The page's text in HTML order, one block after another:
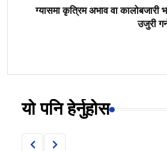
ग्यासमा कृत्रिम अभाव वा
उजुरी
यो पनि हेर्नुहोस